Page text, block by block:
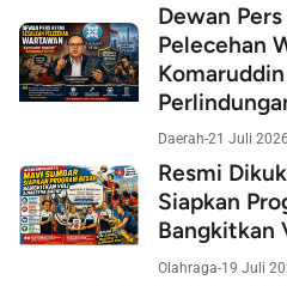
Dewan
Pelecehan
Daerah-21 Juli 2026
Resmi
Siapkan
Bangkitkan
Olahraga-19 Juli